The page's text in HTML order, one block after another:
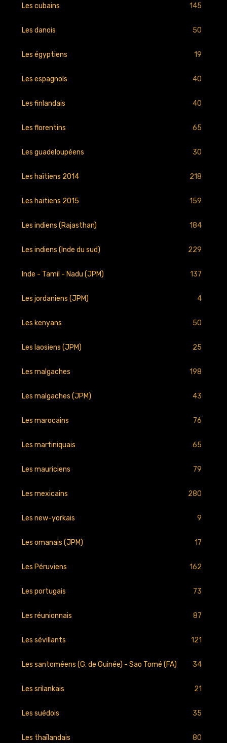
Les cubains 145
Les danois 50
Les égyptiens 19
Les espagnols 40
Les finlandais 40
Les florentins 65
Les guadeloupéens 30
Les haïtiens 2014 218
Les haïtiens 2015 159
Les indiens (Rajasthan) 184
Les indiens (Inde du sud) 229
Inde - Tamil - Nadu (JPM) 137
Les jordaniens (JPM) 4
Les kenyans 50
Les laosiens (JPM) 25
Les malgaches 198
Les malgaches (JPM) 43
Les marocains 76
Les martiniquais 65
Les mauriciens 79
Les mexicains 280
Les new-yorkais 9
Les omanais (JPM) 17
Les Péruviens 162
Les portugais 73
Les réunionnais 87
Les sévillants 121
Les santoméens (G. de Guinée) - Sao Tomé (FA) 34
Les srilankais 21
Les suédois 35
Les thaïlandais 80